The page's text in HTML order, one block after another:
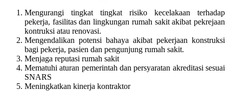
Mengurangi tingkat tingkat risiko kecelakaan terhadap
pekerja, fasilitas dan lingkungan rumah sakit akibat pekrejaan
kontruksi atau renovasi.
Mengendalikan potensi bahaya akibat pekerjaan konstruksi
bagi pekerja, pasien dan pengunjung rumah sakit.
Menjaga reputasi rumah sakit
Mematuhi aturan pemerintah dan persyaratan akreditasi sesuai
SNARS
Meningkatkan kinerja kontraktor